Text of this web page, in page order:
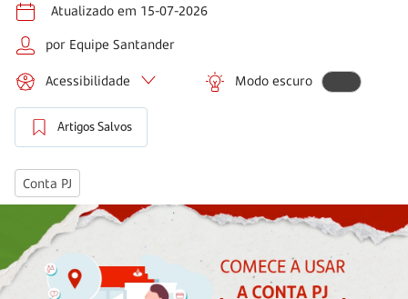
Atualizado em 15-07-2026
por Equipe Santander
Acessibilidade Modo escuro
Artigos Salvos
Conta PJ